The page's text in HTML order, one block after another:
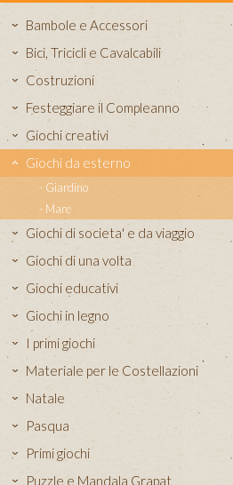
Bambole e Accessori
Bici, Tricicli e Cavalcabili
Costruzioni
Festeggiare il Compleanno
Giochi creativi
Giochi da esterno
Giardino
Mare
Giochi di societa' e da viaggio
Giochi di una volta
Giochi educativi
Giochi in legno
I primi giochi
Materiale per le Costellazioni
Natale
Pasqua
Primi giochi
Puzzle e Mandala Grapat